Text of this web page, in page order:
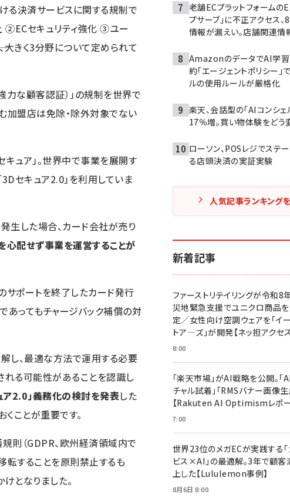
る決済サービスに関する規制で
②ECセキュリティ強化 ③ユー
大きく3分野について定められて
力な顧客認証）」の規制を世界で
加盟店は免除・除外対象でない
ュア」。世界中で事業を展開す
セキュア2.0」を利用していま
発生した場合、カード会社が売り
心配せず事業を運営することが
サポートを終了したカード発行
あってもチャージバック補償の対
し、最適な方法で運用する必要
れる可能性があることを認識し
2.0」義務化の検討を発表した
ことが重要です。
則（GDPR、欧州経済領域内で
転することを原則禁止するも
けとなりました。
老舗ECプラットフォームのE
プサーブ」に不正アクセス
情報が漏えい。店舗関連情
AmazonのデータでAI学習
約「エージェントポリシー」
ルの使用ルールが厳格化
楽天、会話型の「AIコンシ
17％増。買い物体験をどう
ローソン、POSレジでステ
る店頭決済の実証実験
人気記事ランキング
新着記事
ファーストリテイリングが令和
災地緊急支援でユニクロ商品
定／女性向け空調ウェアを「イ
トア―ズ」が開発【ネッ担アクセ
8:00
「楽天市場」がAI戦略を公開。「
チャル試着」「RMSバナー画像
【Rakuten AI Optimismレポー
7:00
世界23位のメガECが実践する
ビス×AI」の最適解。3年で顧
上した【Lululemon事例】
8月6日 8:00